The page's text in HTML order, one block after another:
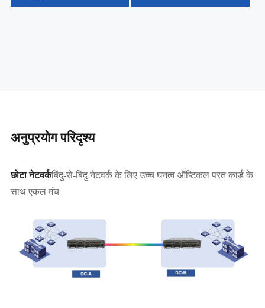
अनुप्रयोग परिदृश्य
छोटा नेटवर्कबिंदु-से-बिंदु नेटवर्क के लिए उच्च घनत्व ऑप्टिकल परत कार्ड के
साथ एकल मंच